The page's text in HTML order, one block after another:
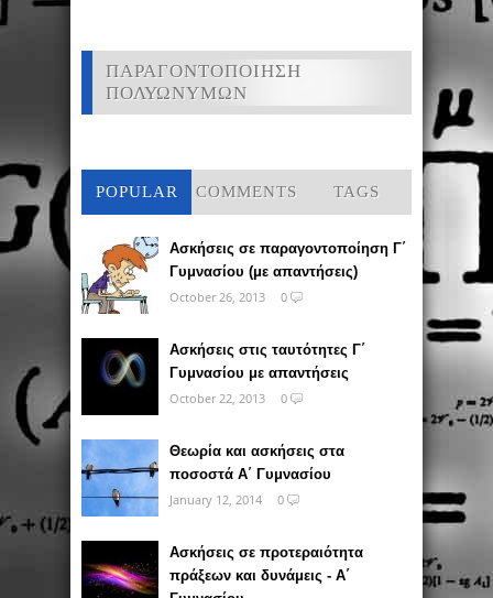
ΠΑΡΑΓΟΝΤΟΠΟΙΗΣΗ
ΠΟΛΥΩΝΥΜΩΝ
POPULAR COMMENTS TAGS
Ασκήσεις σε παραγοντοποίηση Γ΄
Γυμνασίου (με απαντήσεις)
October 26, 2013
0
Ασκήσεις στις ταυτότητες Γ΄
Γυμνασίου με απαντήσεις
October 22, 2013
0
Θεωρία και ασκήσεις στα
ποσοστά Α΄ Γυμνασίου
January 12, 2014
0
Ασκήσεις σε προτεραιότητα
πράξεων και δυνάμεις - Α΄